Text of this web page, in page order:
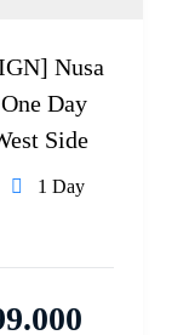
Nusa
Day
Side
1 Day